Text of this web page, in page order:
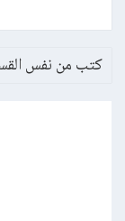
كتب من نفس